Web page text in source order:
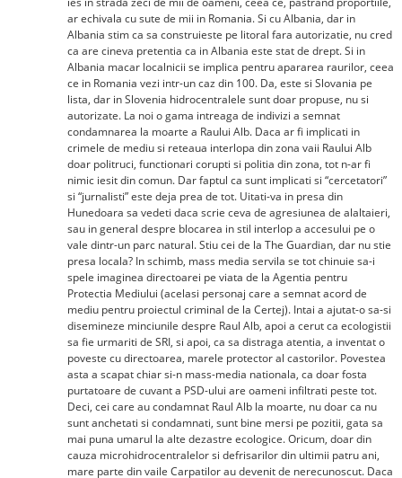
ar echivala cu sute de mii in Romania. Si cu Albania, dar in
Albania stim ca sa construieste pe litoral fara autorizatie, nu cred
ca are cineva pretentia ca in Albania este stat de drept. Si in
Albania macar localnicii se implica pentru apararea raurilor, ceea
ce in Romania vezi intr-un caz din 100. Da, este si Slovania pe
lista, dar in Slovenia hidrocentralele sunt doar propuse, nu si
autorizate. La noi o gama intreaga de indivizi a semnat
condamnarea la moarte a Raului Alb. Daca ar fi implicati in
crimele de mediu si reteaua interlopa din zona vaii Raului Alb
doar politruci, functionari corupti si politia din zona, tot n-ar fi
nimic iesit din comun. Dar faptul ca sunt implicati si “cercetatori”
si “jurnalisti” este deja prea de tot. Uitati-va in presa din
Hunedoara sa vedeti daca scrie ceva de agresiunea de alaltaieri,
sau in general despre blocarea in stil interlop a accesului pe o
vale dintr-un parc natural. Stiu cei de la The Guardian, dar nu stie
presa locala? In schimb, mass media servila se tot chinuie sa-i
spele imaginea directoarei pe viata de la Agentia pentru
Protectia Mediului (acelasi personaj care a semnat acord de
mediu pentru proiectul criminal de la Certej). Intai a ajutat-o sa-si
disemineze minciunile despre Raul Alb, apoi a cerut ca ecologistii
sa fie urmariti de SRI, si apoi, ca sa distraga atentia, a inventat o
poveste cu directoarea, marele protector al castorilor. Povestea
asta a scapat chiar si-n mass-media nationala, ca doar fosta
purtatoare de cuvant a PSD-ului are oameni infiltrati peste tot.
Deci, cei care au condamnat Raul Alb la moarte, nu doar ca nu
sunt anchetati si condamnati, sunt bine mersi pe pozitii, gata sa
mai puna umarul la alte dezastre ecologice. Oricum, doar din
cauza microhidrocentralelor si defrisarilor din ultimii patru ani,
mare parte din vaile Carpatilor au devenit de nerecunoscut. Daca